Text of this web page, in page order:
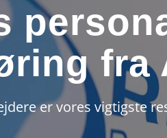
fra
er vores vigtigste